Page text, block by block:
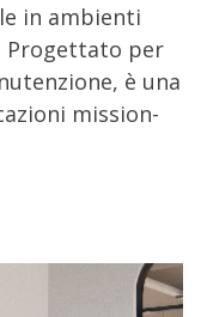
in ambienti
Progettato per
è una
mission-